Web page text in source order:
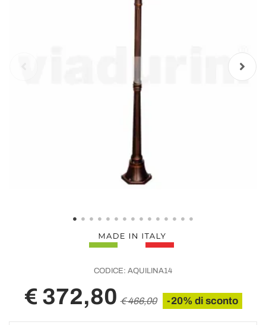
CODICE: AQUILINA14
€ 372,80 € 466,00 -20% di sconto